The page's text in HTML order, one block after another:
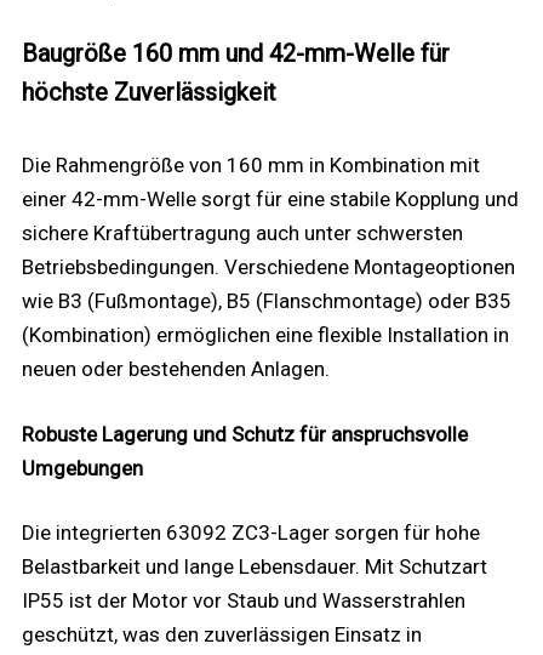
Baugröße 160 mm und 42-mm-Welle für
höchste Zuverlässigkeit
Die Rahmengröße von 160 mm in Kombination mit
einer 42-mm-Welle sorgt für eine stabile Kopplung und
sichere Kraftübertragung auch unter schwersten
Betriebsbedingungen. Verschiedene Montageoptionen
wie B3 (Fußmontage), B5 (Flanschmontage) oder B35
(Kombination) ermöglichen eine flexible Installation in
neuen oder bestehenden Anlagen.
Robuste Lagerung und Schutz für anspruchsvolle
Umgebungen
Die integrierten 63092 ZC3-Lager sorgen für hohe
Belastbarkeit und lange Lebensdauer. Mit Schutzart
IP55 ist der Motor vor Staub und Wasserstrahlen
geschützt, was den zuverlässigen Einsatz in